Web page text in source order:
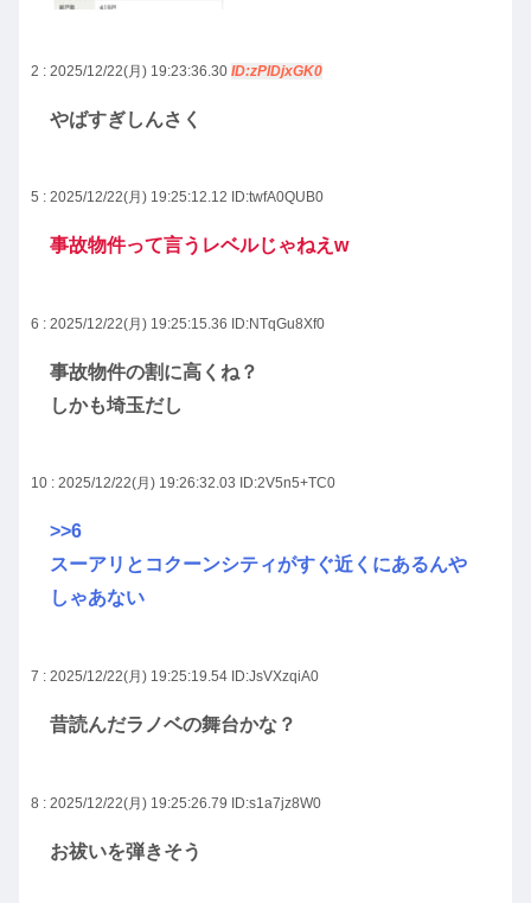
2 : 2025/12/22(月) 19:23:36.30 ID:zPlDjxGK0
やばすぎしんさく
5 : 2025/12/22(月) 19:25:12.12 ID:twfA0QUB0
事故物件って言うレベルじゃねえw
6 : 2025/12/22(月) 19:25:15.36 ID:NTqGu8Xf0
事故物件の割に高くね？
しかも埼玉だし
10 : 2025/12/22(月) 19:26:32.03 ID:2V5n5+TC0
>>6
スーアリとコクーンシティがすぐ近くにあるんや
しゃあない
7 : 2025/12/22(月) 19:25:19.54 ID:JsVXzqiA0
昔読んだラノベの舞台かな？
8 : 2025/12/22(月) 19:25:26.79 ID:s1a7jz8W0
お祓いを弾きそう